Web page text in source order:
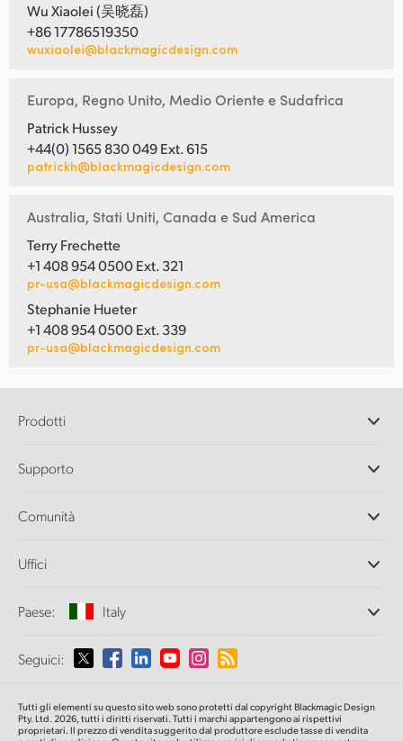
Wu Xiaolei (吴晓磊)
+86 17786519350
wuxiaolei@blackmagicdesign.com
Europa, Regno Unito, Medio Oriente e Sudafrica
Patrick Hussey
+44(0) 1565 830 049 Ext. 615
patrickh@blackmagicdesign.com
Australia, Stati Uniti, Canada e Sud America
Terry Frechette
+1 408 954 0500 Ext. 321
pr-usa@blackmagicdesign.com
Stephanie Hueter
+1 408 954 0500 Ext. 339
pr-usa@blackmagicdesign.com
Prodotti
DaVinci Resolve e Fusion
Ultimatte
Acquisizione e riproduzione
Conversione di standard
Monitoraggio
Archiviazione in rete
Routing e distribuzione
Streaming e codifica
Supporto
Centro assistenza
Comunità
Uffici
Chi siamo
Media
Paese: Italy
Seleziona un Paese
Australia
Seguici:
Tutti gli elementi su questo sito web sono protetti dal copyright Blackmagic Design
Pty. Ltd. 2026, tutti i diritti riservati. Tutti i marchi appartengono ai rispettivi
proprietari. Il prezzo di vendita suggerito dal produttore esclude tasse di vendita